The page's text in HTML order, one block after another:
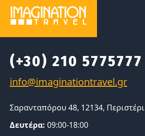
(+30) 210 5775777
Σαρανταπόρου 48, 12134, Περιστέρι
Δευτέρα: 09:00-18:00